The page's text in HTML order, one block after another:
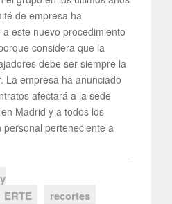
de empresa ha
este nuevo procedimiento
considera que la
debe ser siempre la
La empresa ha anunciado
afectará a la sede
Madrid y a todos los
perteneciente a
ERTE recortes